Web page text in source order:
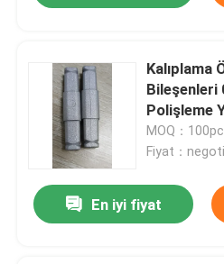
Kalıplama
Bileşenleri
Polişleme
MOQ：
Fiyat：
En iyi fiyat